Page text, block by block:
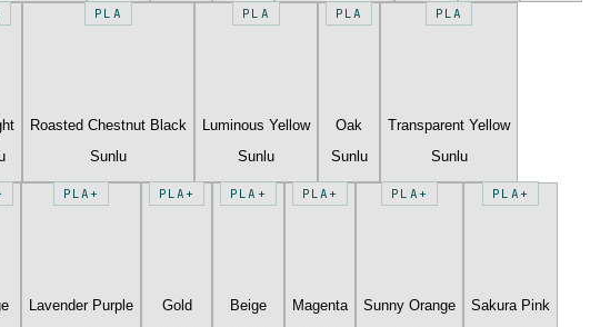
PLA
Roasted Chestnut Black
Sunlu
PLA
Luminous Yellow
Sunlu
PLA
Oak
Sunlu
PLA
Transparent Yellow
Sunlu
PLA+
Lavender Purple
PLA+
Gold
PLA+
Beige
PLA+
Magenta
PLA+
Sunny Orange
PLA+
Sakura Pink